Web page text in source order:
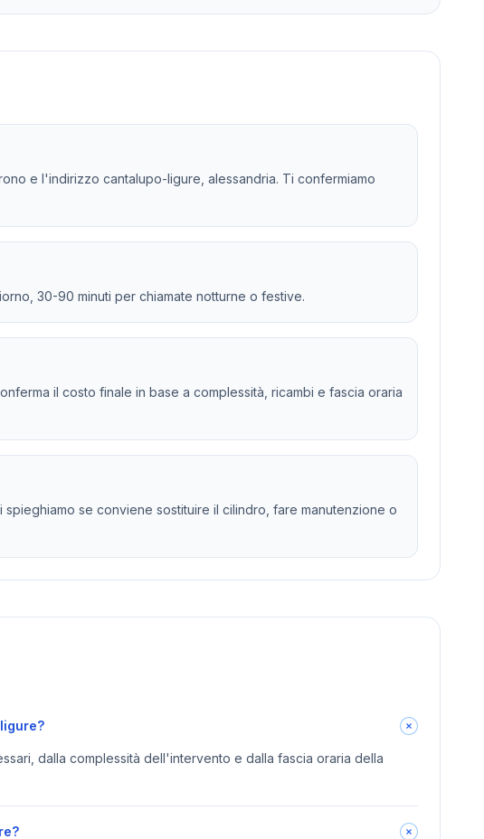
e l'indirizzo cantalupo-ligure, alessandria. Ti confermiamo
30-90 minuti per chiamate notturne o festive.
il costo finale in base a complessità, ricambi e fascia oraria
se conviene sostituire il cilindro, fare manutenzione o
dalla complessità dell'intervento e dalla fascia oraria della